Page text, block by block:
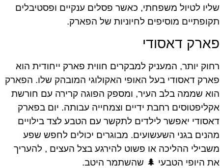
שליו לטיול משפחתי, כאשר פסלים ענקיים ופסטיבלים
תקופתיים מוסיפים לחיוניות של הפארק.
פארק דאסודי
רחוק יותר, המעניק למבקרים חווית פארק ייחודית הוא
פארק דאסודי בעל האופי האקולוגי המובהק שלו. הפארק
הוא שממה בלב העיר, ומספק הפוגה קרירה עם חורשת
אקליפטוסים רחבת ידיים וצמחייה עבותה. יום בפארק
דאסודי יאפשר לילדים לתקשר עם הטבע לצד בילויים
מהנים בגני השעשועים. מבוגרים יכולים לחפש שפע
משבילי ההליכה או פשוט להירגע בצל העצים , להעריך
את היופי הטבעי 🌲 שהשתמר היטב.